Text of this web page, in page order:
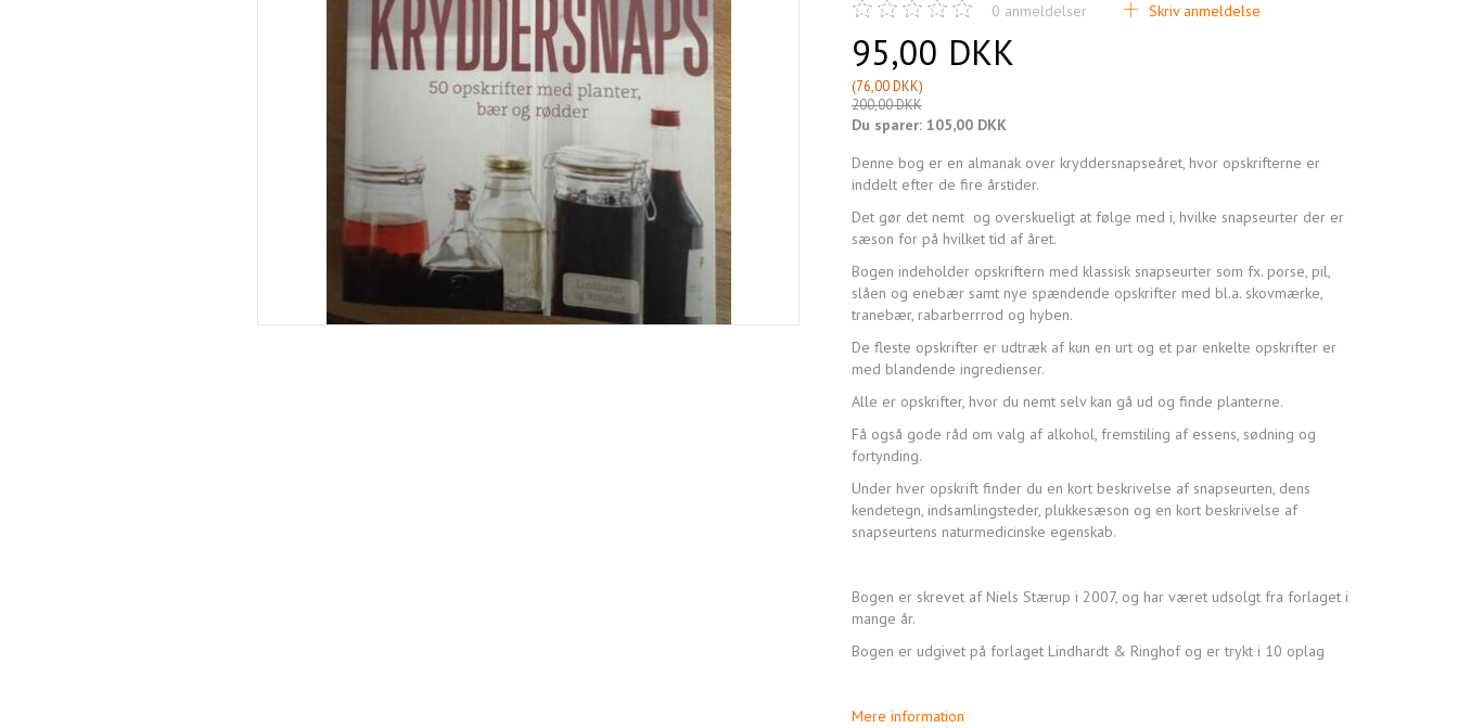
0 anmeldelser Skriv anmeldelse
95,00 DKK
(76,00 DKK)
200,00 DKK
Du sparer: 105,00 DKK
Denne bog er en almanak over kryddersnapseåret, hvor opskrifterne er
inddelt efter de fire årstider.
Det gør det nemt og overskueligt at følge med i, hvilke snapseurter der er
sæson for på hvilket tid af året.
Bogen indeholder opskriftern med klassisk snapseurter som fx. porse, pil,
slåen og enebær samt nye spændende opskrifter med bl.a. skovmærke,
tranebær, rabarberrrod og hyben.
De fleste opskrifter er udtræk af kun en urt og et par enkelte opskrifter er
med blandende ingredienser.
Alle er opskrifter, hvor du nemt selv kan gå ud og finde planterne.
Få også gode råd om valg af alkohol, fremstiling af essens, sødning og
fortynding.
Under hver opskrift finder du en kort beskrivelse af snapseurten, dens
kendetegn, indsamlingsteder, plukkesæson og en kort beskrivelse af
snapseurtens naturmedicinske egenskab.
Bogen er skrevet af Niels Stærup i 2007, og har været udsolgt fra forlaget i
mange år.
Bogen er udgivet på forlaget Lindhardt & Ringhof og er trykt i 10 oplag
Mere information